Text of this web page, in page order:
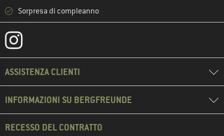
Sorpresa di compleanno
ASSISTENZA CLIENTI
INFORMAZIONI SU BERGFREUNDE
RECESSO DEL CONTRATTO